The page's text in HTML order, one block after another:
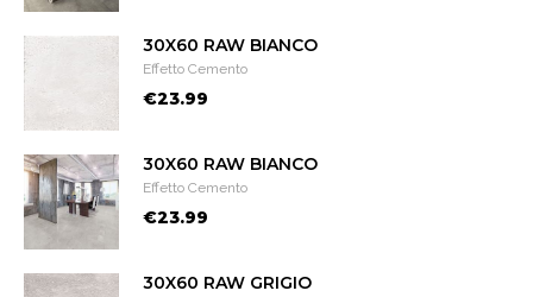
30X60 RAW BIANCO
Effetto Cemento
€23.99
30X60 RAW BIANCO
Effetto Cemento
€23.99
30X60 RAW GRIGIO